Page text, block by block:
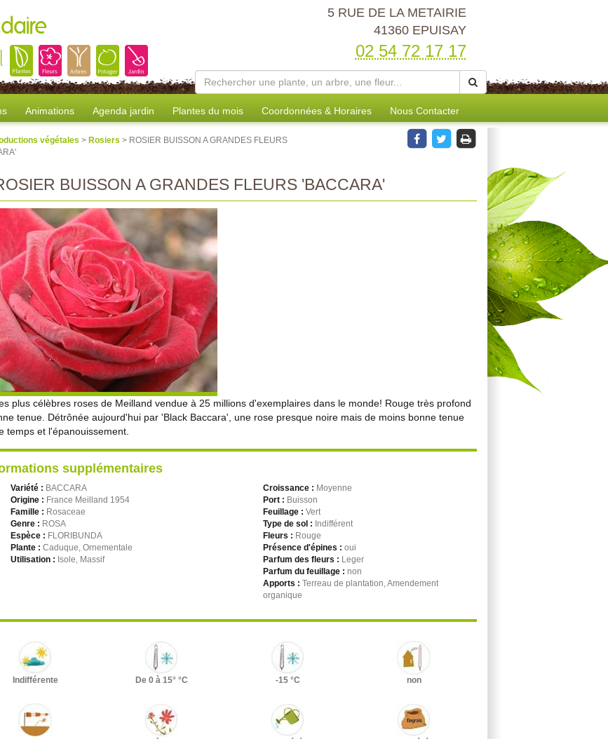
5 RUE DE LA METAIRIE
41360 EPUISAY
02 54 72 17 17
Animations Agenda jardin Plantes du mois Coordonnées & Horaires Nous Contacter
végétales > Rosiers > ROSIER BUISSON A GRANDES FLEURS
BUISSON A GRANDES FLEURS 'BACCARA'
plus célèbres roses de Meilland vendue à 25 millions d'exemplaires dans le monde! Rouge très profond
tenue. Détrônée aujourd'hui par 'Black Baccara', une rose presque noire mais de moins bonne tenue
temps et l'épanouissement.
supplémentaires
Variété : BACCARA
Origine : France Meilland 1954
Famille : Rosaceae
Genre : ROSA
Espèce : FLORIBUNDA
Plante : Caduque, Ornementale
Utilisation : Isole, Massif
Croissance : Moyenne
Port : Buisson
Feuillage : Vert
Type de sol : Indifférent
Fleurs : Rouge
Présence d'épines : oui
Parfum des fleurs : Leger
Parfum du feuillage : non
Apports : Terreau de plantation, Amendement
organique
Indifférente De 0 à 15° °C -15 °C non